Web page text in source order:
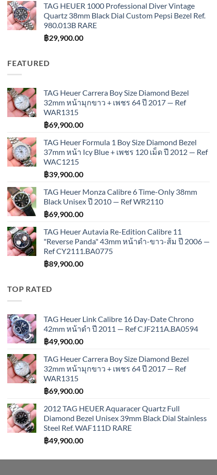
TAG HEUER 1000 Professional Diver Vintage
Quartz 38mm Black Dial Custom Pepsi Bezel Ref.
980.013B RARE
฿29,900.00
FEATURED
TAG Heuer Carrera Boy Size Diamond Bezel
32mm หน้ามุกขาว + เพชร 64 ปี 2017 — Ref
WAR1315
฿69,900.00
TAG Heuer Formula 1 Boy Size Diamond Bezel
37mm หน้า Icy Blue + เพชร 120 เม็ด ปี 2012 — Ref
WAC1215
฿39,900.00
TAG Heuer Monza Calibre 6 Time-Only 38mm
Black Unisex ปี 2010 — Ref WR2110
฿69,900.00
TAG Heuer Autavia Re-Edition Calibre 11
"Reverse Panda" 43mm หน้าดำ-ขาว-ส้ม ปี 2006 —
Ref CY2111.BA0775
฿89,900.00
TOP RATED
TAG Heuer Link Calibre 16 Day-Date Chrono
42mm หน้าดำ ปี 2011 — Ref CJF211A.BA0594
฿49,900.00
TAG Heuer Carrera Boy Size Diamond Bezel
32mm หน้ามุกขาว + เพชร 64 ปี 2017 — Ref
WAR1315
฿69,900.00
2012 TAG HEUER Aquaracer Quartz Full
Diamond Bezel Unisex 39mm Black Dial Stainless
Steel Ref. WAF111D RARE
฿49,900.00